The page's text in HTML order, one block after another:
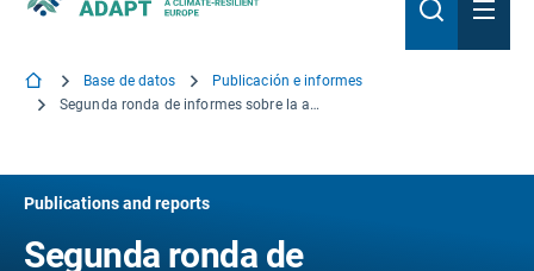
Base de datos
Publicación e informes
Segunda ronda de informes sobre la adaptación al cambio climático: Ofgem
Publications and reports
Segunda ronda de